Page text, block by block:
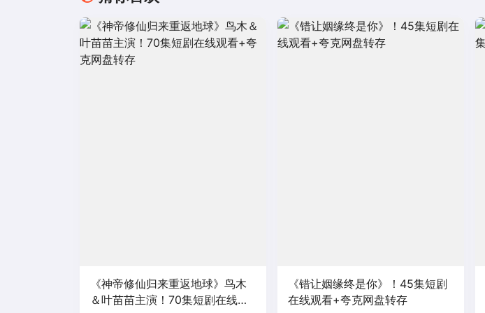
《神帝修仙归来重返地球》鸟木
＆叶苗苗主演！70集短剧在线观
《错让姻缘终是你》！45集短剧
在线观看+夸克网盘转存